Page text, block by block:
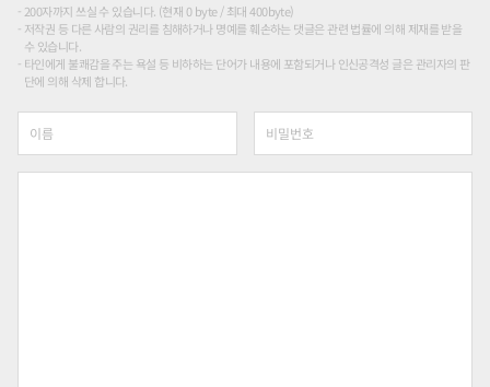
200자까지 쓰실 수 있습니다. (현재 0 byte / 최대 400byte)
저작권 등 다른 사람의 권리를 침해하거나 명예를 훼손하는 댓글은 관련 법률에 의해 제재를 받을
수 있습니다.
타인에게 불쾌감을 주는 욕설 등 비하하는 단어가 내용에 포함되거나 인신공격성 글은 관리자의 판
단에 의해 삭제 합니다.